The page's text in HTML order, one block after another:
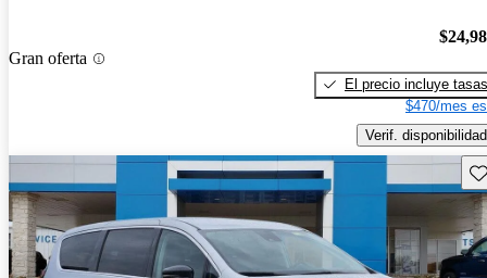
Gran oferta
El precio incluye tasas
$470/mes
Verif. disponibilidad